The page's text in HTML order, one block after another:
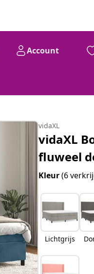
Account
vidaXL
vidaXL
fluweel
Kleur(6
Lichtgrijs